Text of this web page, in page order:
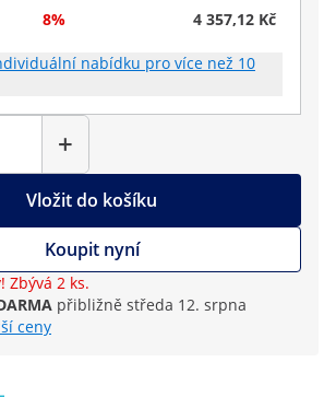
8% 4 357,12 Kč
nabídku pro více než 10
+
Vložit do košíku
Koupit nyní
Zbývá 2 ks.
přibližně středa 12. srpna
ceny